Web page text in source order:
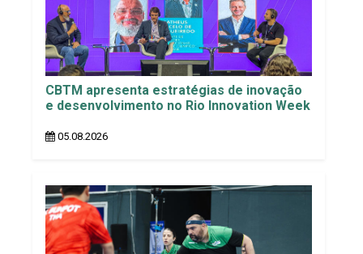
CBTM apresenta estratégias de inovação
e desenvolvimento no Rio Innovation Week
05.08.2026